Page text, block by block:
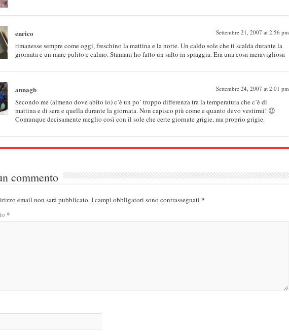
enrico Settembre 21, 2007 at 2:56 pm
rimanesse sempre come oggi, freschino la mattina e la notte. Un caldo sole che ti scalda durante la
giornata e un mare pulito e calmo. Stamani ho fatto un salto in spiaggia. Era una cosa meravigliosa
annagb Settembre 24, 2007 at 2:01 pm
Secondo me (almeno dove abito io) c’è un po’ troppo differenza tra la temperatura che c’è di
mattina e di sera e quella durante la giornata. Non capisco più come e quanto devo vestirmi! 😉
Comunque decisamente meglio così con il sole che certe giornate grigie, ma proprio grigie.
commento
email non sarà pubblicato.I campi obbligatori sono contrassegnati *
*